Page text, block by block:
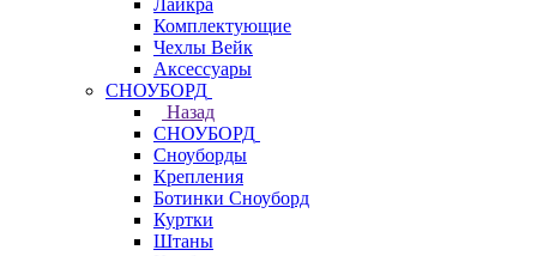
Лайкра
Комплектующие
Чехлы Вейк
Аксессуары
СНОУБОРД
Назад
СНОУБОРД
Сноуборды
Крепления
Ботинки Сноуборд
Куртки
Штаны